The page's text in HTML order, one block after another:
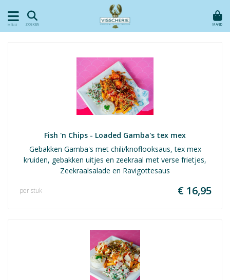
MENU ZOEKEN MAND
Fish 'n Chips - Loaded Gamba's tex mex
Gebakken Gamba's met chili/knoflooksaus, tex mex
kruiden, gebakken uitjes en zeekraal met verse frietjes,
Zeekraalsalade en Ravigottesaus
€ 16,95
per stuk